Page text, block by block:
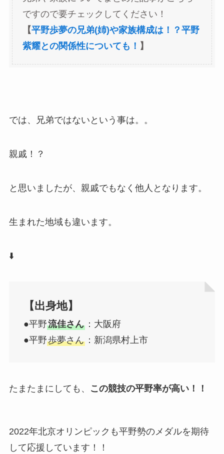
ですので要チェックしてください！
【平野歩夢の兄弟(姉)や家族構成は！？平野
紫耀との関係性についても！ 】
では、兄弟ではないという事は。。
親戚！？
と思いましたが、親戚でもなく他人となります。
生まれた地域も違います。
⬇️
【出身地】
●平野流佳さん：大阪府
●平野歩夢さん：新潟県村上市
たまたまにしても、 この競技の平野率が高い！！
2022年北京オリンピックも平野勢のメダルを期待
して応援しています！！